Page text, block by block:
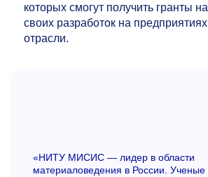
которых смогут получить гранты
своих разработок на
отрасли.
«НИТУ МИСИС — лидер в области
материаловедения в России. Ученые